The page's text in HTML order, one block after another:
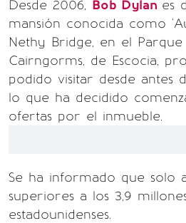
Desde 2006, Bob Dylan es
mansión conocida como
Nethy Bridge, en el Parque
Cairngorms, de Escocia,
podido visitar desde antes
lo que ha decidido
ofertas por el inmueble.
Se ha informado que solo
superiores a los 3,9
estadounidenses.